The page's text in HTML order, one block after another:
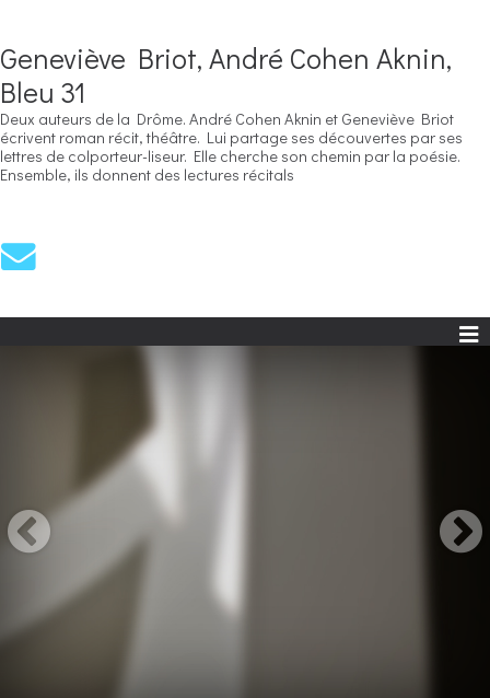
Geneviève Briot, André Cohen Aknin,
Bleu 31
Deux auteurs de la Drôme. André Cohen Aknin et Geneviève Briot
écrivent roman récit, théâtre. Lui partage ses découvertes par ses
lettres de colporteur-liseur. Elle cherche son chemin par la poésie.
Ensemble, ils donnent des lectures récitals